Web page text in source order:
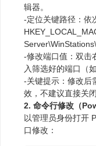
辑器。
-定位关键路径：依
-修改端口值：双击
入筛选好的端口（
-关键提示：修改后
效，不建议直接关
2. 命令行修改（
以管理员身份打开
口修改：